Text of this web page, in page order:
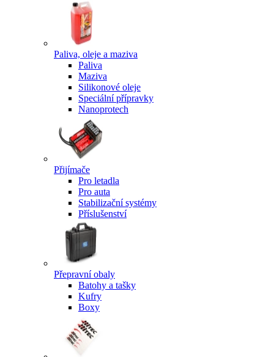
Paliva, oleje a maziva
Paliva
Maziva
Silikonové oleje
Speciální přípravky
Nanoprotech
Přijímače
Pro letadla
Pro auta
Stabilizační systémy
Příslušenství
Přepravní obaly
Batohy a tašky
Kufry
Boxy